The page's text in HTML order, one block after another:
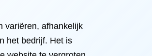
variëren, afhankelijk
het bedrijf. Het is